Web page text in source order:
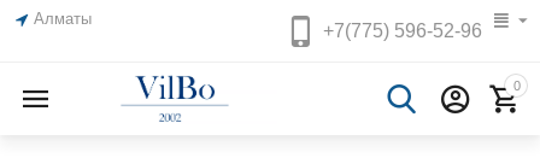
Алматы
+7(775)596-52-96
0